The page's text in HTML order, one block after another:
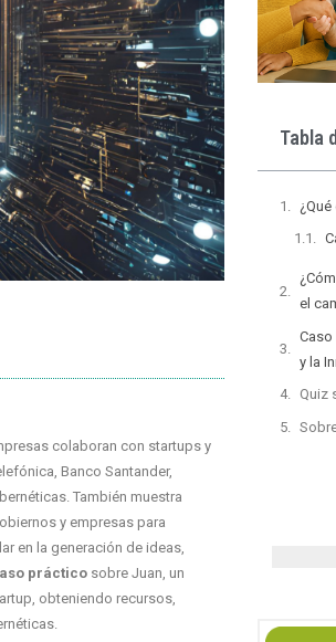
colaboran con startups y
Banco Santander,
También muestra
y empresas para
en la generación de ideas,
práctico sobre Juan, un
obteniendo recursos,
Tabla
el
Caso
y la
Quiz